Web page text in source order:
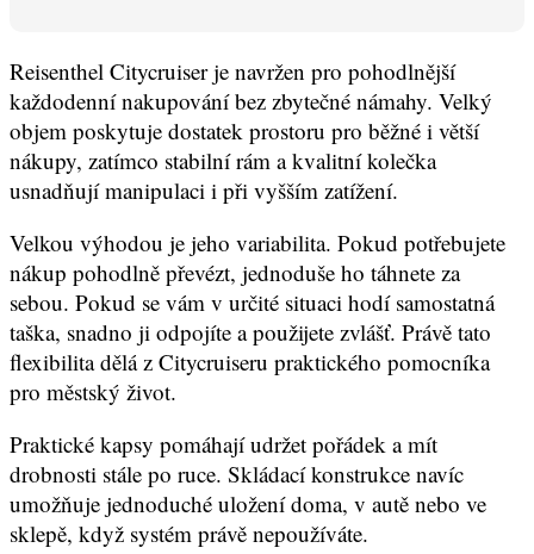
Reisenthel Citycruiser je navržen pro pohodlnější
každodenní nakupování bez zbytečné námahy. Velký
objem poskytuje dostatek prostoru pro běžné i větší
nákupy, zatímco stabilní rám a kvalitní kolečka
usnadňují manipulaci i při vyšším zatížení.
Velkou výhodou je jeho variabilita. Pokud potřebujete
nákup pohodlně převézt, jednoduše ho táhnete za
sebou. Pokud se vám v určité situaci hodí samostatná
taška, snadno ji odpojíte a použijete zvlášť. Právě tato
flexibilita dělá z Citycruiseru praktického pomocníka
pro městský život.
Praktické kapsy pomáhají udržet pořádek a mít
drobnosti stále po ruce. Skládací konstrukce navíc
umožňuje jednoduché uložení doma, v autě nebo ve
sklepě, když systém právě nepoužíváte.